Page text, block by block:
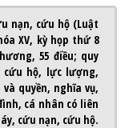
nạn, cứu hộ (Luật
XV, kỳ họp thứ 8
55 điều; quy
cứu hộ, lực lượng,
quyền, nghĩa vụ,
cá nhân có liên
cứu nạn, cứu hộ.